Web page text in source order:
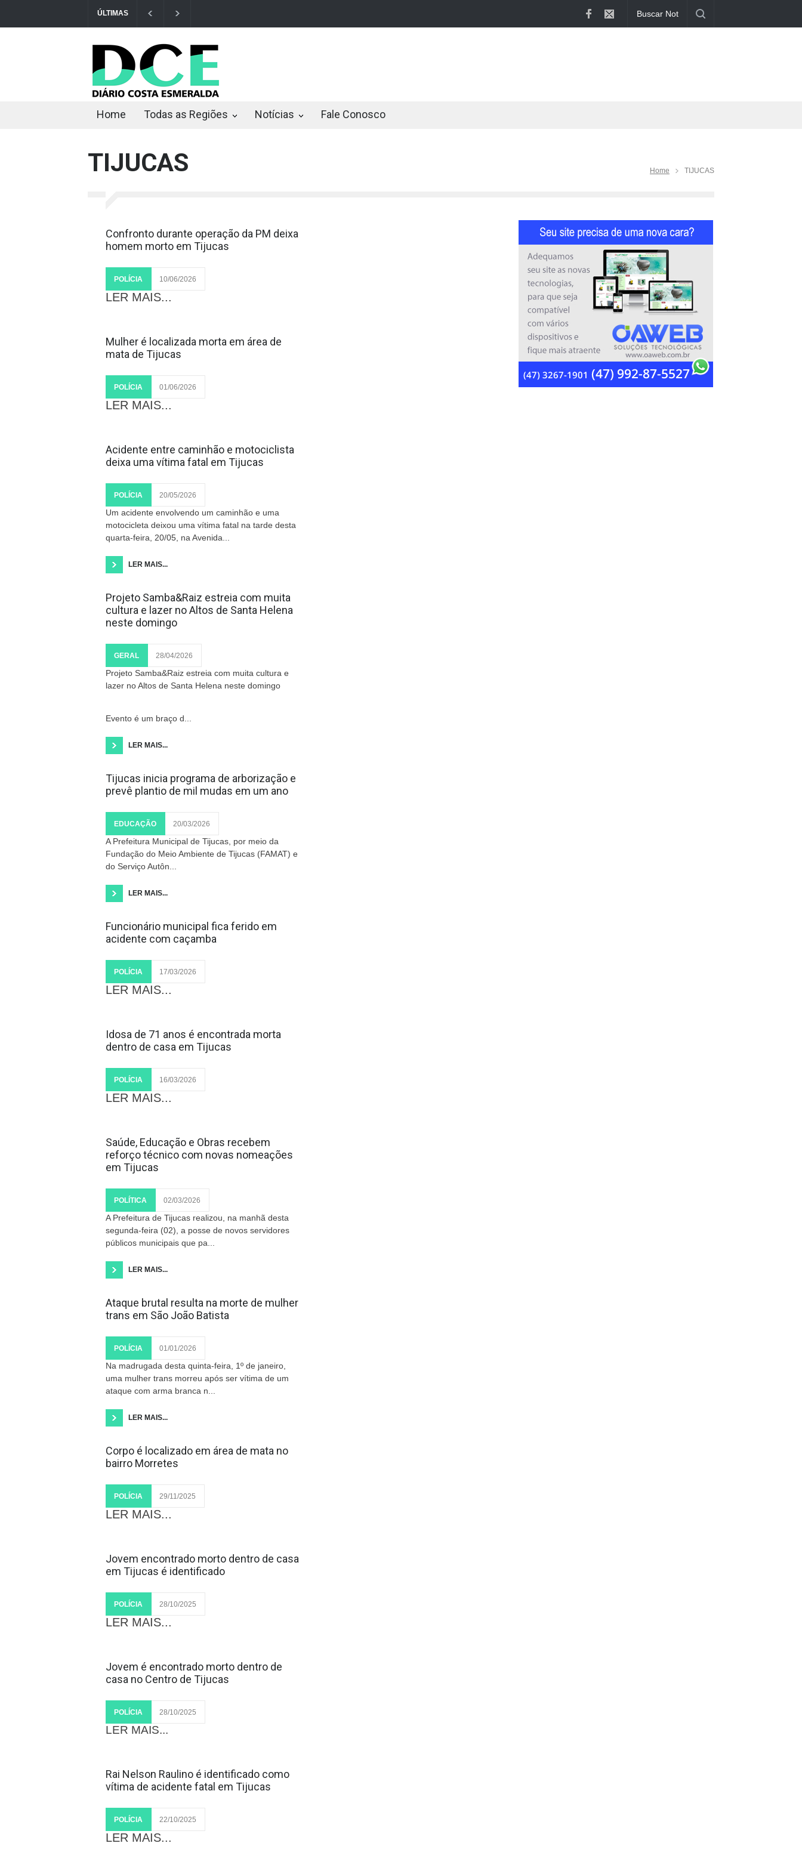
ÚLTIMAS
Home Todas as Regiões Notícias Fale Conosco
TIJUCAS Home TIJUCAS
Confronto durante operação da PM deixa
homem morto em Tijucas
POLÍCIA 10/06/2026
LER MAIS...
Mulher é localizada morta em área de
mata de Tijucas
POLÍCIA 01/06/2026
LER MAIS...
Acidente entre caminhão e motociclista
deixa uma vítima fatal em Tijucas
POLÍCIA 20/05/2026
Um acidente envolvendo um caminhão e uma
motocicleta deixou uma vítima fatal na tarde desta
quarta-feira, 20/05, na Avenida...
LER MAIS...
Projeto Samba&Raiz estreia com muita
cultura e lazer no Altos de Santa Helena
neste domingo
GERAL 28/04/2026
Projeto Samba&Raiz estreia com muita cultura e
lazer no Altos de Santa Helena neste domingo
Evento é um braço d...
LER MAIS...
Tijucas inicia programa de arborização e
prevê plantio de mil mudas em um ano
EDUCAÇÃO 20/03/2026
A Prefeitura Municipal de Tijucas, por meio da
Fundação do Meio Ambiente de Tijucas (FAMAT) e
do Serviço Autôn...
LER MAIS...
Funcionário municipal fica ferido em
acidente com caçamba
POLÍCIA 17/03/2026
LER MAIS...
Idosa de 71 anos é encontrada morta
dentro de casa em Tijucas
POLÍCIA 16/03/2026
LER MAIS...
Saúde, Educação e Obras recebem
reforço técnico com novas nomeações
em Tijucas
POLÍTICA 02/03/2026
A Prefeitura de Tijucas realizou, na manhã desta
segunda-feira (02), a posse de novos servidores
públicos municipais que pa...
LER MAIS...
Ataque brutal resulta na morte de mulher
trans em São João Batista
POLÍCIA 01/01/2026
Na madrugada desta quinta-feira, 1º de janeiro,
uma mulher trans morreu após ser vítima de um
ataque com arma branca n...
LER MAIS...
Corpo é localizado em área de mata no
bairro Morretes
POLÍCIA 29/11/2025
LER MAIS...
Jovem encontrado morto dentro de casa
em Tijucas é identificado
POLÍCIA 28/10/2025
LER MAIS...
Jovem é encontrado morto dentro de
casa no Centro de Tijucas
POLÍCIA 28/10/2025
LER MAIS...
Rai Nelson Raulino é identificado como
vítima de acidente fatal em Tijucas
POLÍCIA 22/10/2025
LER MAIS...